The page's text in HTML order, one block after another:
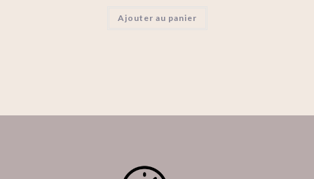
Ajouter au panier